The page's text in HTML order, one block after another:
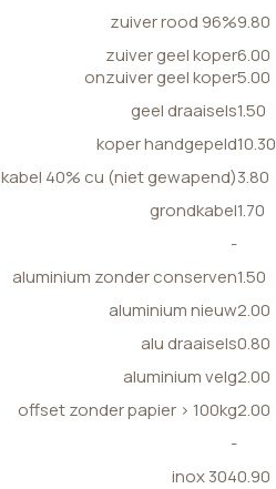
zuiver rood 96%9.80
zuiver geel koper
onzuiver geel koper
6.00
5.00
geel draaisels1.50
koper handgepeld10.30
kabel 40% cu (niet gewapend)3.80
grondkabel1.70
-
aluminium zonder conserven1.50
aluminium nieuw2.00
alu draaisels0.80
aluminium velg2.00
offset zonder papier > 100kg2.00
-
inox 3040.90